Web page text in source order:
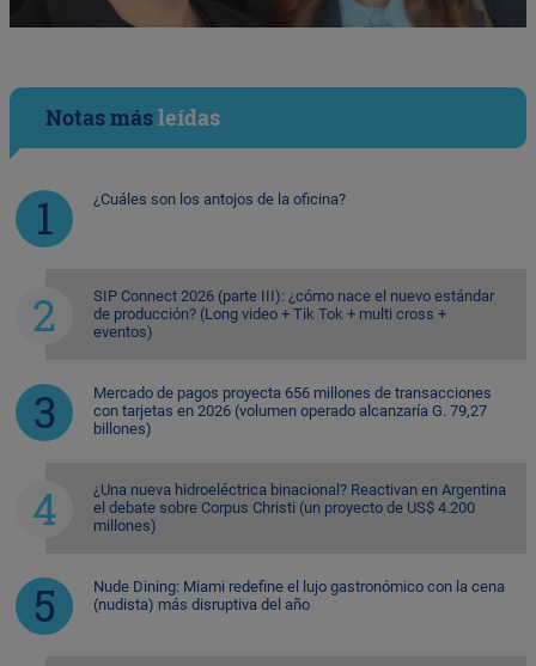
Notas másleídas
¿Cuáles son los antojos de la oficina?
SIP Connect 2026 (parte III): ¿cómo nace el nuevo estándar
de producción? (Long video + Tik Tok + multi cross +
eventos)
Mercado de pagos proyecta 656 millones de transacciones
con tarjetas en 2026 (volumen operado alcanzaría G. 79,27
billones)
¿Una nueva hidroeléctrica binacional? Reactivan en Argentina
el debate sobre Corpus Christi (un proyecto de US$ 4.200
millones)
Nude Dining: Miami redefine el lujo gastronómico con la cena
(nudista) más disruptiva del año